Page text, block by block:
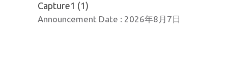
Capture1 (1)
Announcement Date : 2026年8月7日